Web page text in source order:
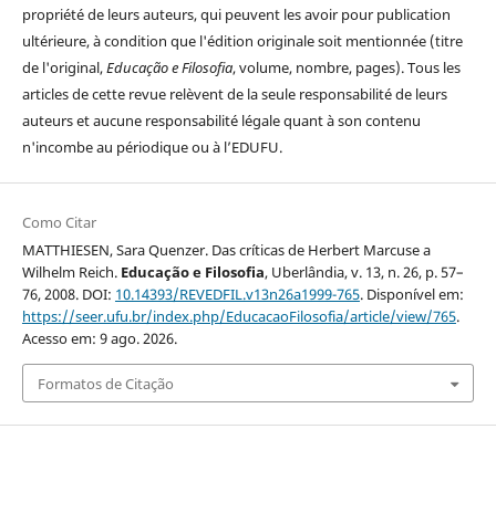
propriété de leurs auteurs, qui peuvent les avoir pour publication
ultérieure, à condition que l'édition originale soit mentionnée (titre
de l'original,Educação e Filosofia, volume, nombre, pages). Tous les
articles de cette revue relèvent de la seule responsabilité de leurs
auteurs et aucune responsabilité légale quant à son contenu
n'incombe au périodique ou à l’EDUFU.
Como Citar
MATTHIESEN, Sara Quenzer. Das críticas de Herbert Marcuse a
Wilhelm Reich. Educação e Filosofia, Uberlândia, v. 13, n. 26, p. 57–
76, 2008. DOI: 10.14393/REVEDFIL.v13n26a1999-765. Disponível em:
https://seer.ufu.br/index.php/EducacaoFilosofia/article/view/765.
Acesso em: 9 ago. 2026.
Formatos de Citação